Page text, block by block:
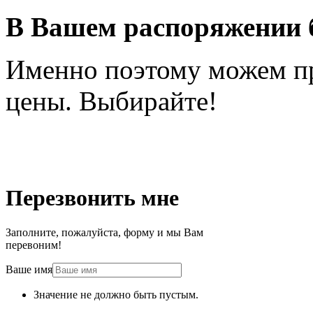
В Вашем распоряжении
Именно поэтому можем
цены. Выбирайте!
Перезвонить мне
Заполните, пожалуйста, форму и мы Вам
перевоним!
Ваше имя
Значение не должно быть пустым.